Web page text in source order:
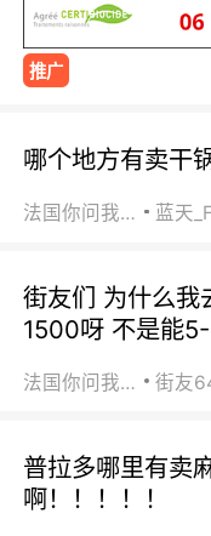
推广
哪个地方有卖干
法国你问我答 蓝天
街友们 为什么我
1500呀 不是能
法国你问我答
普拉多哪里有卖
啊！！！！！